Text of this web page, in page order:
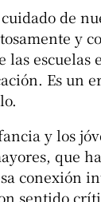
de
y
las escuelas
Es un
y los
que
conexión
sentido